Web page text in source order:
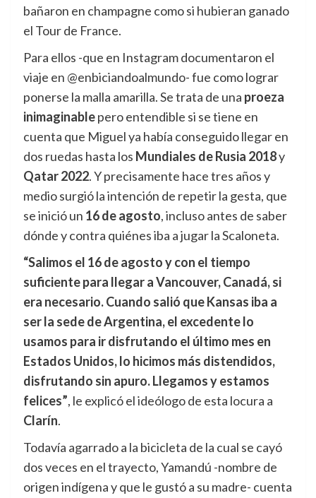
bañaron en champagne como si hubieran ganado
el Tour de France.
Para ellos -que en Instagram documentaron el
viaje en @enbiciandoalmundo- fue como lograr
ponerse la malla amarilla. Se trata de una proeza
inimaginablepero entendible si se tiene en
cuenta que Miguel ya había conseguido llegar en
dos ruedas hasta los Mundiales de Rusia 2018y
Qatar 2022. Y precisamente hace tres años y
medio surgió la intención de repetir la gesta, que
se inició un 16 de agosto, incluso antes de saber
dónde y contra quiénes iba a jugar la Scaloneta.
“Salimos el 16 de agosto y con el tiempo
suficiente para llegar a Vancouver, Canadá, si
era necesario. Cuando salió que Kansas iba a
ser la sede de Argentina, el excedente lo
usamos para ir disfrutando el último mes en
Estados Unidos, lo hicimos más distendidos,
disfrutando sin apuro. Llegamos y estamos
felices”, le explicó el ideólogo de esta locura a
Clarín.
Todavía agarrado a la bicicleta de la cual se cayó
dos veces en el trayecto, Yamandú -nombre de
origen indígena y que le gustó a su madre- cuenta